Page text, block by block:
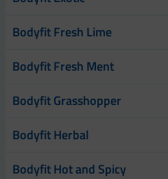
Bodyfit Fresh Lime
Bodyfit Fresh Ment
Bodyfit Grasshopper
Bodyfit Herbal
Bodyfit Hot and Spicy